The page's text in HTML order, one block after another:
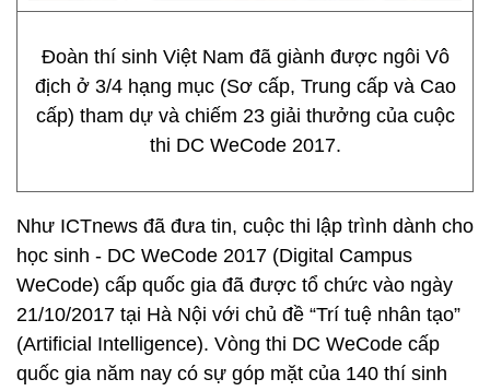
Đoàn thí sinh Việt Nam đã giành được ngôi Vô
địch ở 3/4 hạng mục (Sơ cấp, Trung cấp và Cao
cấp) tham dự và chiếm 23 giải thưởng của cuộc
thi DC WeCode 2017.
Như ICTnews đã đưa tin, cuộc thi lập trình dành cho
học sinh - DC WeCode 2017 (Digital Campus
WeCode) cấp quốc gia đã được tổ chức vào ngày
21/10/2017 tại Hà Nội với chủ đề “Trí tuệ nhân tạo”
(Artificial Intelligence). Vòng thi DC WeCode cấp
quốc gia năm nay có sự góp mặt của 140 thí sinh